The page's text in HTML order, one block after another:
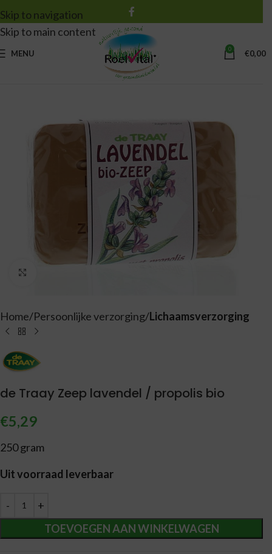
Skip to navigation
Skip to main content
MENU 0 €0,00
Home Persoonlijke verzorging Lichaamsverzorging
de Traay Zeep lavendel / propolis bio
€5,29
250 gram
Uit voorraad leverbaar
TOEVOEGEN AAN WINKELWAGEN
Alternative: